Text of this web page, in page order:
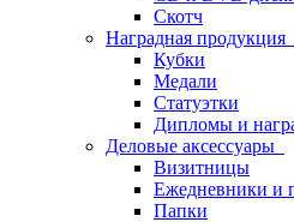
Скотч
Наградная продукция
Кубки
Медали
Статуэтки
Дипломы и
Деловые аксессуары
Визитницы
Ежедневники и
Папки